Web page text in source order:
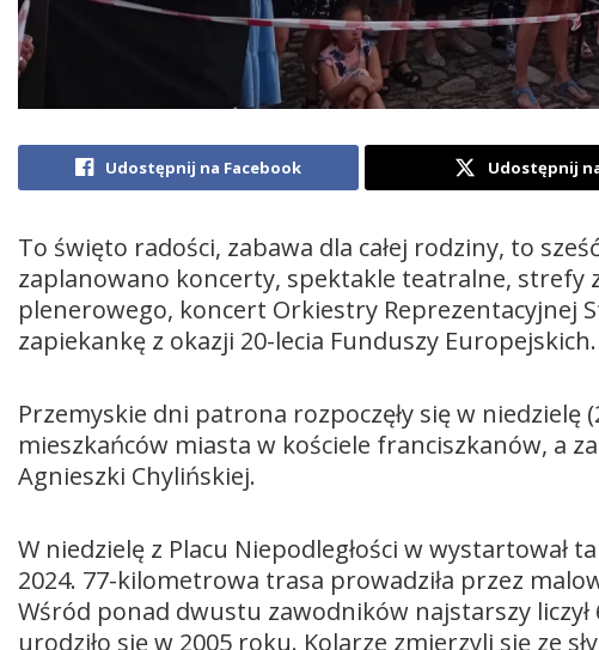
Udostępnij na Facebook Udostępnij
To święto radości, zabawa dla całej rodziny, to
zaplanowano koncerty, spektakle teatralne, strefy
plenerowego, koncert Orkiestry Reprezentacyjnej
zapiekankę z okazji 20-lecia Funduszy Europejskich.
Przemyskie dni patrona rozpoczęły się w niedzielę
mieszkańców miasta w kościele franciszkanów, a
Agnieszki Chylińskiej.
W niedzielę z Placu Niepodległości w wystartował
2024. 77-kilometrowa trasa prowadziła przez
Wśród ponad dwustu zawodników najstarszy liczył
urodziło się w 2005 roku. Kolarze zmierzyli się ze